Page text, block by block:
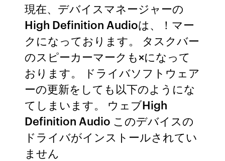
現在、デバイスマネージャーの
High Definition Audioは、！マー
クになっております。 タスクバー
のスピーカーマークも×になって
おります。 ドライバソフトウェア
ーの更新をしても以下のようにな
てしまいます。 ウェブHigh
Definition Audio このデバイスの
ドライバがインストールされてい
ません